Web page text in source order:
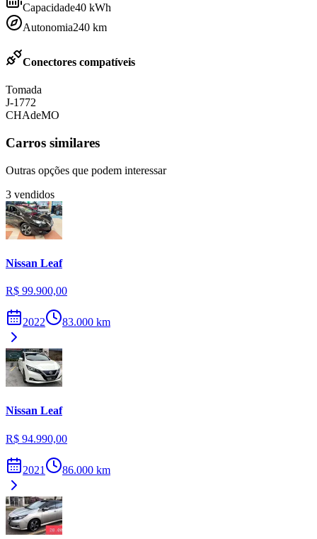
Capacidade40 kWh
Autonomia240 km
Conectores compatíveis
Tomada
J-1772
CHAdeMO
Carros similares
Outras opções que podem interessar
3 vendidos
Nissan Leaf
R$ 99.900,00
2022 83.000 km
Nissan Leaf
R$ 94.990,00
2021 86.000 km